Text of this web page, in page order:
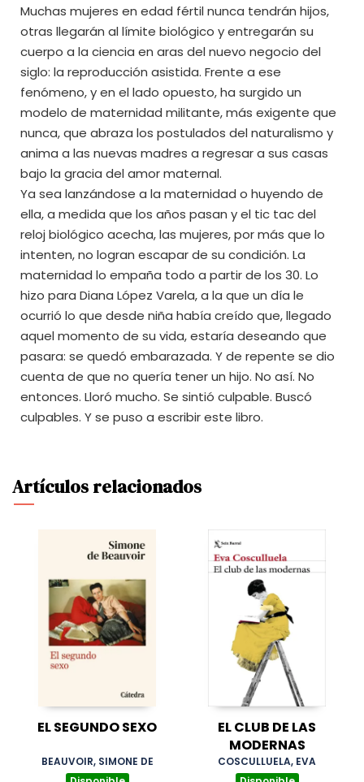
Muchas mujeres en edad fértil nunca tendrán hijos,
otras llegarán al límite biológico y entregarán su
cuerpo a la ciencia en aras del nuevo negocio del
siglo: la reproducción asistida. Frente a ese
fenómeno, y en el lado opuesto, ha surgido un
modelo de maternidad militante, más exigente que
nunca, que abraza los postulados del naturalismo y
anima a las nuevas madres a regresar a sus casas
bajo la gracia del amor maternal.
Ya sea lanzándose a la maternidad o huyendo de
ella, a medida que los años pasan y el tic tac del
reloj biológico acecha, las mujeres, por más que lo
intenten, no logran escapar de su condición. La
maternidad lo empaña todo a partir de los 30. Lo
hizo para Diana López Varela, a la que un día le
ocurrió lo que desde niña había creído que, llegado
aquel momento de su vida, estaría deseando que
pasara: se quedó embarazada. Y de repente se dio
cuenta de que no quería tener un hijo. No así. No
entonces. Lloró mucho. Se sintió culpable. Buscó
culpables. Y se puso a escribir este libro.
Artículos relacionados
EL SEGUNDO SEXO
BEAUVOIR, SIMONE DE
EL CLUB DE LAS
MODERNAS
COSCULLUELA, EVA